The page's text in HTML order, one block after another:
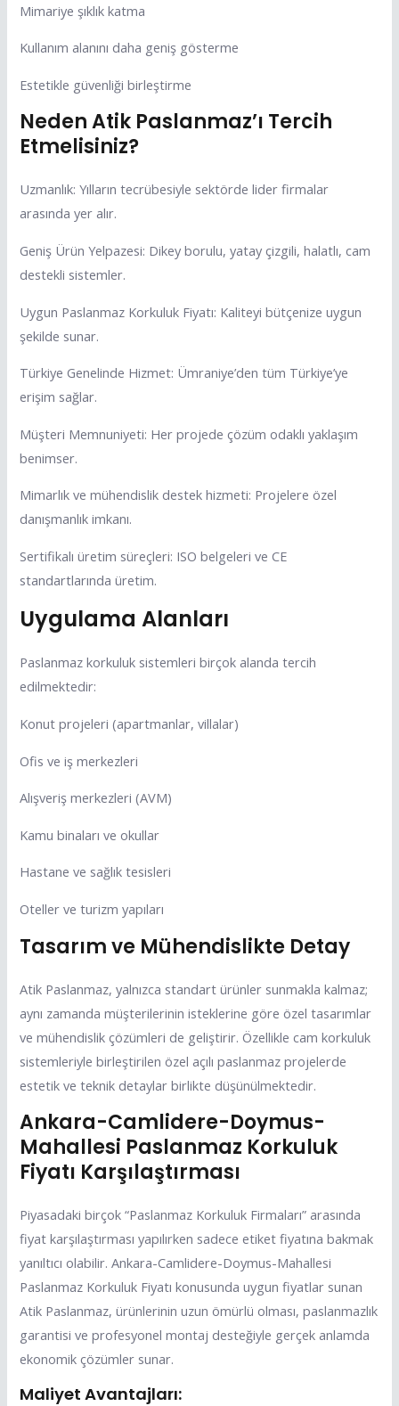
Mimariye şıklık katma
Kullanım alanını daha geniş gösterme
Estetikle güvenliği birleştirme
Neden Atik Paslanmaz’ı Tercih
Etmelisiniz?
Uzmanlık: Yılların tecrübesiyle sektörde lider firmalar
arasında yer alır.
Geniş Ürün Yelpazesi: Dikey borulu, yatay çizgili, halatlı, cam
destekli sistemler.
Uygun Paslanmaz Korkuluk Fiyatı: Kaliteyi bütçenize uygun
şekilde sunar.
Türkiye Genelinde Hizmet: Ümraniye’den tüm Türkiye’ye
erişim sağlar.
Müşteri Memnuniyeti: Her projede çözüm odaklı yaklaşım
benimser.
Mimarlık ve mühendislik destek hizmeti: Projelere özel
danışmanlık imkanı.
Sertifikalı üretim süreçleri: ISO belgeleri ve CE
standartlarında üretim.
Uygulama Alanları
Paslanmaz korkuluk sistemleri birçok alanda tercih
edilmektedir:
Konut projeleri (apartmanlar, villalar)
Ofis ve iş merkezleri
Alışveriş merkezleri (AVM)
Kamu binaları ve okullar
Hastane ve sağlık tesisleri
Oteller ve turizm yapıları
Tasarım ve Mühendislikte Detay
Atik Paslanmaz, yalnızca standart ürünler sunmakla kalmaz;
aynı zamanda müşterilerinin isteklerine göre özel tasarımlar
ve mühendislik çözümleri de geliştirir. Özellikle cam korkuluk
sistemleriyle birleştirilen özel açılı paslanmaz projelerde
estetik ve teknik detaylar birlikte düşünülmektedir.
Ankara-Camlidere-Doymus-
Mahallesi Paslanmaz Korkuluk
Fiyatı Karşılaştırması
Piyasadaki birçok “Paslanmaz Korkuluk Firmaları” arasında
fiyat karşılaştırması yapılırken sadece etiket fiyatına bakmak
yanıltıcı olabilir. Ankara-Camlidere-Doymus-Mahallesi
Paslanmaz Korkuluk Fiyatı konusunda uygun fiyatlar sunan
Atik Paslanmaz, ürünlerinin uzun ömürlü olması, paslanmazlık
garantisi ve profesyonel montaj desteğiyle gerçek anlamda
ekonomik çözümler sunar.
Maliyet Avantajları: